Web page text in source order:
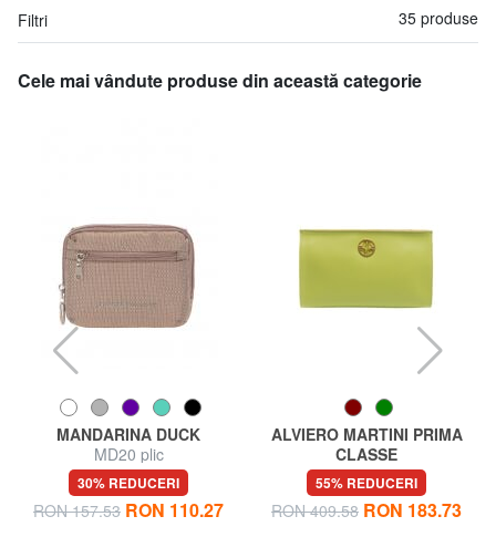
Filtri
35 produse
Cele mai vândute produse din această categorie
MANDARINA DUCK
MD20 plic
30% REDUCERI
RON 157.53 RON 110.27
ALVIERO MARTINI PRIMA
CLASSE
GEO Frumusețe dreaptă mare
55% REDUCERI
RON 409.58 RON 183.73